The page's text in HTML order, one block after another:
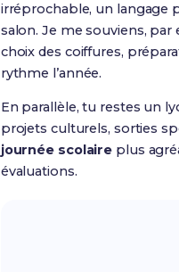
irréprochable, un langage
salon. Je me souviens,
choix des coiffures,
rythme l’année.
En parallèle, tu restes un
projets culturels, sorties
journée scolaire plus
évaluations.